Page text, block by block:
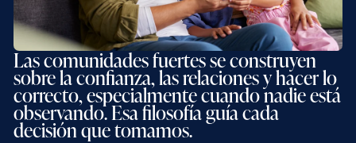
Las comunidades fuertes se construyen
sobre la confianza, las relaciones y hacer lo
correcto, especialmente cuando nadie está
observando. Esa filosofía guía cada
decisión que tomamos.